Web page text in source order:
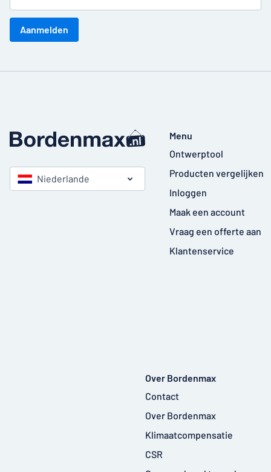
Aanmelden
Niederlande
Menu
Ontwerptool
Producten vergelijken
Inloggen
Maak een account
Vraag een offerte aan
Klantenservice
Over Bordenmax
Contact
Over Bordenmax
Klimaatcompensatie
CSR